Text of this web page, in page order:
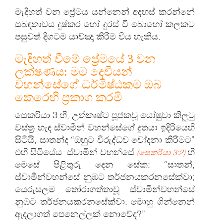
මැදිහත් වන ප්‍රේමය යන්නෙන් අදහස් කරන්නේ
සබඳතාවය දුෂ්කර හෝ දුරස් වී බොහෝ කලකට
පසුවත් දිගටම යාච්ඤා කිරීම විය හැකිය.
මැදිහත් වීමේ ප්‍රේමයේ 3 වන
ලක්ෂණය: මම දෙවියන්
වහන්සේගේ ධර්මිෂ්ඨකම ඔබ
කෙරෙහි ප්‍රකාශ කරමි
සෙකරියා 3 හි, උත්කෘෂ්ට පූජකවූ යෝෂුවා කිලුටු
වස්ත්‍ර හැඳ ස්වාමීන් වහන්සේගේ දූතයා ඉදිරියෙහි
සිටියි, සාතන්ද “ඔහුට විරුද්ධව චෝදනා කිරීමට”
එහි සිටියේය. ස්වාමීන් වහන්සේ (සෙකරියා 3:2)හි
මෙසේ පිළිතුරු දෙන සේක: “සාතන්,
ස්වාමීන්වහන්සේ නුඹට තර්ජනයකරනසේක්වා;
යෙරුසලම තෝරාගත්තාවූ ස්වාමීන්වහන්සේ
නුඹට තර්ජනයකරනසේක්වා. මොහු ගින්නෙන්
ඇදලාගත් පෙනෙල්ලක් නොවේද?”